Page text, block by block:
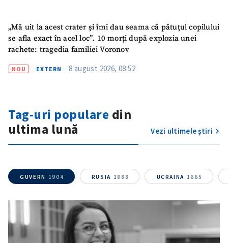
„Mă uit la acest crater și îmi dau seama că pătuțul copilului
se afla exact în acel loc”. 10 morți după explozia unei
rachete: tragedia familiei Voronov
NOU EXTERN 8 august 2026, 08:52
Tag-uri populare din
ultima lună
Vezi ultimele știri
GUVERN 1904 RUSIA 1888 UCRAINA 1665